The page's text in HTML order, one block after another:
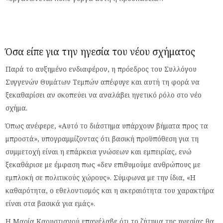
Όσα είπε για την ηγεσία του νέου σχήματος
Παρά το αυξημένο ενδιαφέρον, η πρόεδρος του Συλλόγου
Συγγενών Θυμάτων Τεμπών απέφυγε και αυτή τη φορά να
ξεκαθαρίσει αν σκοπεύει να αναλάβει ηγετικό ρόλο στο νέο
σχήμα.
Όπως ανέφερε, «Αυτό το διάστημα υπάρχουν βήματα προς τα
μπροστά», υπογραμμίζοντας ότι βασική προϋπόθεση για τη
συμμετοχή είναι η επάρκεια γνώσεων και εμπειρίας, ενώ
ξεκαθάρισε με έμφαση πως «δεν επιθυμούμε ανθρώπους με
εμπλοκή σε πολιτικούς χώρους». Σύμφωνα με την ίδια, «Η
καθαρότητα, ο εθελοντισμός και η ακεραιότητα του χαρακτήρα
είναι στα βασικά για εμάς».